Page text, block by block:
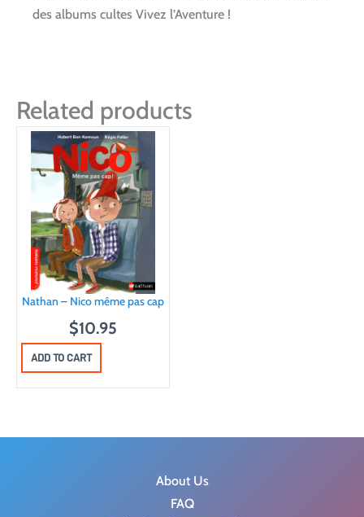
des albums cultes Vivez l’Aventure !
Related products
Nathan – Nico même pas cap
$10.95
ADD TO CART
About Us
FAQ